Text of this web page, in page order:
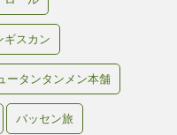
ギスカン
ータンタンメン本舗
バッセン旅